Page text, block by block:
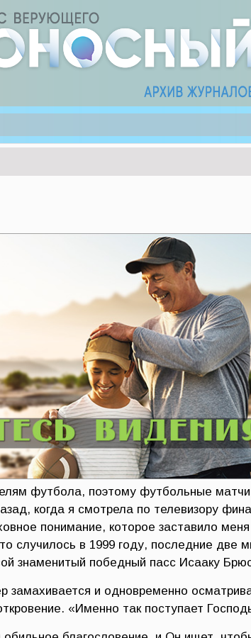
футбола, поэтому футбольные
когда я смотрела по телевизору
понимание, которое заставило меня
случилось в 1999 году, последние две
знаменитый победный пасс Исааку
замахивается и одновременно
«Именно так поступает